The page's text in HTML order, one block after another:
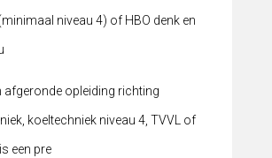
niveau 4) of HBO denk en
afgeronde opleiding richting
koeltechniek niveau 4, TVVL of
een pre